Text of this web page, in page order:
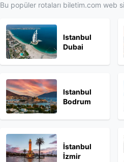
Bu popüler rotaları biletim.com web
Istanbul
Dubai
Istanbul
Bodrum
İstanbul
İzmir